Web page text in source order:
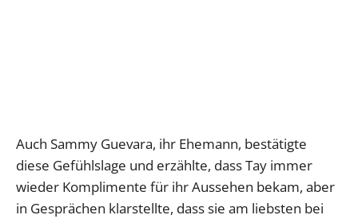
Auch Sammy Guevara, ihr Ehemann, bestätigte
diese Gefühlslage und erzählte, dass Tay immer
wieder Komplimente für ihr Aussehen bekam, aber
in Gesprächen klarstellte, dass sie am liebsten bei